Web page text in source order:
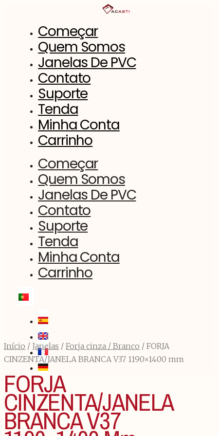
conteúdo
Começar
Quem Somos
Janelas De PVC
Contato
Suporte
Tenda
Minha Conta
Carrinho
Começar
Quem Somos
Janelas De PVC
Contato
Suporte
Tenda
Minha Conta
Carrinho
Início / Janelas / Forja cinza / Branco / FORJA
CINZENTA/JANELA BRANCA V37 1190×1400 mm
FORJA
CINZENTA/JANELA
BRANCA V37